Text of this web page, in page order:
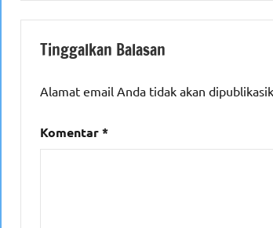
Tinggalkan Balasan
Alamat email Anda tidak akan
Komentar*